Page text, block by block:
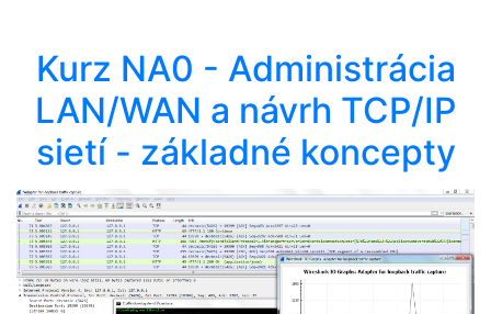
Kurz NA0 - Administrácia
LAN/WAN a návrh TCP/IP
sietí - základné koncepty